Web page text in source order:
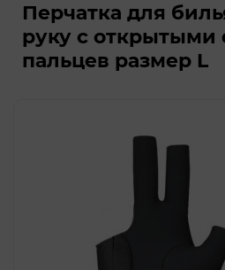
Перчатка для
руку с открытыми
пальцев размер L